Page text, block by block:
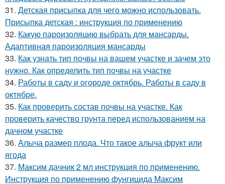
31. Детская присыпка для чего можно использовать.
Присыпка детская : инструкция по применению
32. Какую пароизоляцию выбрать для мансарды.
Адаптивная пароизоляция мансарды
33. Как узнать тип почвы на вашем участке и зачем это
нужно. Как определить тип почвы на участке
34. Работы в саду и огороде октябрь. Работы в саду в
октябре.
35. Как проверить состав почвы на участке. Как
проверить качество грунта перед использованием на
дачном участке
36. Алыча размер плода. Что такое алыча фрукт или
ягода
37. Максим дачник 2 мл инструкция по применению.
Инструкция по применению фунгицида Максим